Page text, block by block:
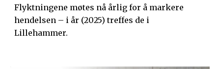
Flyktningene møtes nå årlig for å markere
hendelsen – i år (2025) treffes de i
Lillehammer.